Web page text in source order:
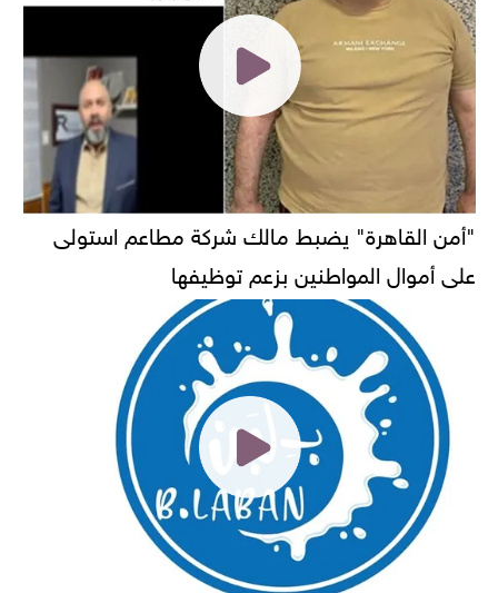
"أمن القاهرة" يضبط مالك شركة مطاعم استولى
على أموال المواطنين بزعم توظيفها